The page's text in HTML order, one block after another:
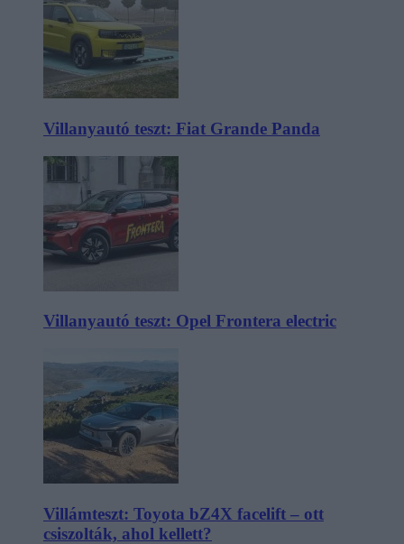
Villanyautó teszt: Fiat Grande Panda
Villanyautó teszt: Opel Frontera electric
Villámteszt: Toyota bZ4X facelift – ott
csiszolták, ahol kellett?